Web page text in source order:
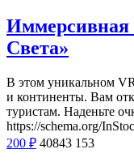
Иммерсивная
Света»
В этом уникальном
и континенты. Вам
туристам. Наденьте
https://schema.org/
200 ₽ 40843 153